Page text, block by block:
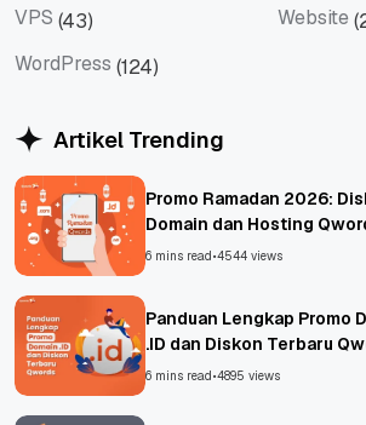
VPS (43) Website
WordPress (124)
Artikel Trending
Promo Ramadan 2026:
Domain dan Hosting
6 mins read•4544 views
Panduan Lengkap Promo
.ID dan Diskon Terbaru
6 mins read•4895 views